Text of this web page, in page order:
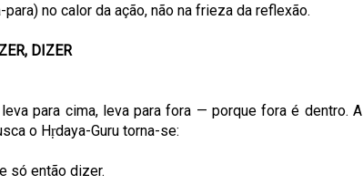
no calor da ação, não na frieza da reflexão.
DIZER
para cima, leva para fora — porque fora é dentro. A
o Hṛdaya-Guru torna-se:
só então dizer.